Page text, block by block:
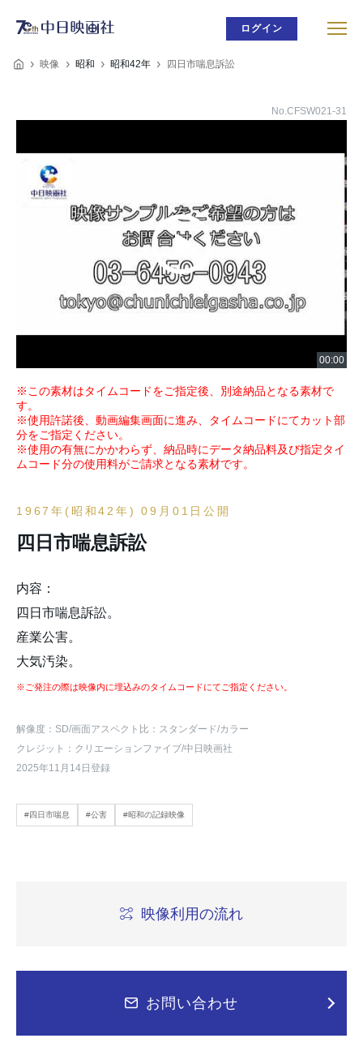
ログイン
映像 昭和 昭和42年 四日市喘息訴訟
No.CFSW021-31
※この素材はタイムコードをご指定後、別途納品となる素材で
す。
※使用許諾後、動画編集画面に進み、タイムコードにてカット部
分をご指定ください。
※使用の有無にかかわらず、納品時にデータ納品料及び指定タイ
ムコード分の使用料がご請求となる素材です。
1967年(昭和42年) 09月01日公開
四日市喘息訴訟
内容：
四日市喘息訴訟。
産業公害。
大気汚染。
※ご発注の際は映像内に埋込みのタイムコードにてご指定ください。
解像度：SD/画面アスペクト比：スタンダード/カラー
クレジット：クリエーションファイブ/中日映画社
2025年11月14日登録
#四日市喘息 #公害 #昭和の記録映像
映像利用の流れ
お問い合わせ